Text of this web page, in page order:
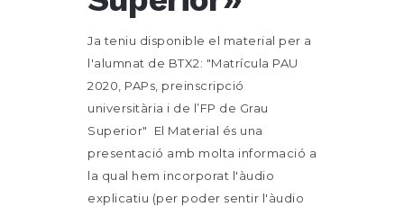
Ja teniu disponible el material per a
l'alumnat de BTX2: "Matrícula PAU
2020, PAPs, preinscripció
universitària i de l’FP de Grau
Superior" El Material és una
presentació amb molta informació a
la qual hem incorporat l'àudio
explicatiu (per poder sentir l'àudio